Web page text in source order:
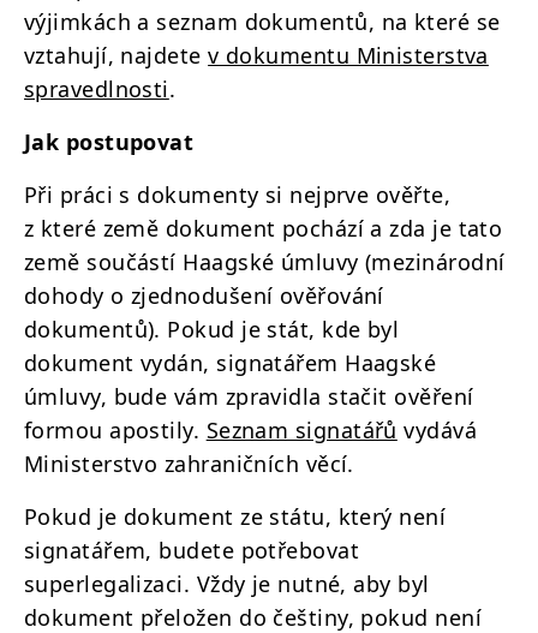
výjimkách a seznam dokumentů, na které se
vztahují, najdetev dokumentu Ministerstva
spravedlnosti.
Jak postupovat
Při práci s dokumenty si nejprve ověřte,
z které země dokument pochází a zda je tato
země součástí Haagské úmluvy (mezinárodní
dohody o zjednodušení ověřování
dokumentů). Pokud je stát, kde byl
dokument vydán, signatářem Haagské
úmluvy, bude vám zpravidla stačit ověření
formou apostily. Seznam signatářů vydává
Ministerstvo zahraničních věcí.
Pokud je dokument ze státu, který není
signatářem, budete potřebovat
superlegalizaci. Vždy je nutné, aby byl
dokument přeložen do češtiny, pokud není